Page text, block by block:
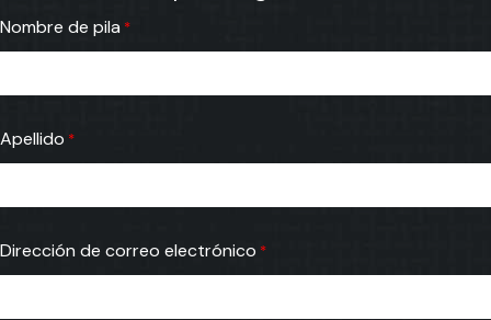
Nombre de pila *
Apellido *
Dirección de correo electrónico *